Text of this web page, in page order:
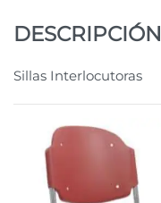
DESCRIPCIÓN
Sillas Interlocutoras